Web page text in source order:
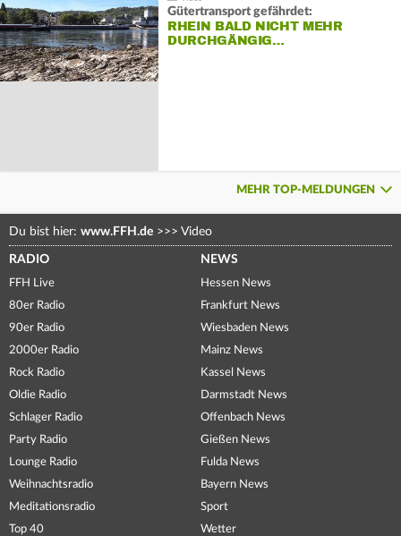
Gütertransport gefährdet:
RHEIN BALD NICHT MEHR
DURCHGÄNGIG…
MEHR TOP-MELDUNGEN
Du bist hier: www.FFH.de >>> Video
RADIO
FFH Live
80er Radio
90er Radio
2000er Radio
Rock Radio
Oldie Radio
Schlager Radio
Party Radio
Lounge Radio
Weihnachtsradio
Meditationsradio
Top 40
NEWS
Hessen News
Frankfurt News
Wiesbaden News
Mainz News
Kassel News
Darmstadt News
Offenbach News
Gießen News
Fulda News
Bayern News
Sport
Wetter